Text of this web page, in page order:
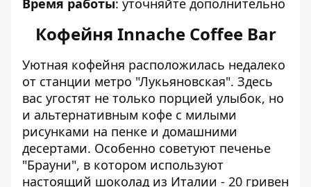
Кофейня Innache Coffee Bar
Уютная кофейня расположилась недалеко
от станции метро "Лукьяновская". Здесь
вас угостят не только порцией улыбок, но
и альтернативным кофе с милыми
рисунками на пенке и домашними
десертами. Особенно советуют печенье
"Брауни", в котором используют
настоящий шоколад из Италии - 20 гривен